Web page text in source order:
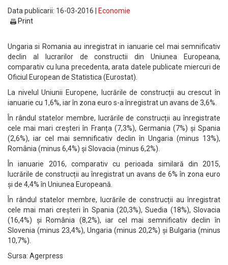
Data publicarii: 16-03-2016 |
Economie
Print
Ungaria si Romania au inregistrat in ianuarie cel mai semnificativ
declin al lucrarilor de constructii din Uniunea Europeana,
comparativ cu luna precedenta, arata datele publicate miercuri de
Oficiul European de Statistica (Eurostat).
La nivelul Uniunii Europene, lucrările de construcții au crescut în
ianuarie cu 1,6%, iar în zona euro s-a înregistrat un avans de 3,6%.
În rândul statelor membre, lucrările de construcții au înregistrate
cele mai mari creșteri în Franța (7,3%), Germania (7%) și Spania
(2,6%), iar cel mai semnificativ declin în Ungaria (minus 13%),
România (minus 6,4%) și Slovacia (minus 6,2%).
În ianuarie 2016, comparativ cu perioada similară din 2015,
lucrările de construcții au înregistrat un avans de 6% în zona euro
și de 4,4% în Uniunea Europeană.
În rândul statelor membre, lucrările de construcții au înregistrat
cele mai mari creșteri în Spania (20,3%), Suedia (18%), Slovacia
(16,4%) și România (8,2%), iar cel mai semnificativ declin în
Slovenia (minus 23,4%), Ungaria (minus 20,2%) și Bulgaria (minus
10,7%).
Sursa: Agerpress